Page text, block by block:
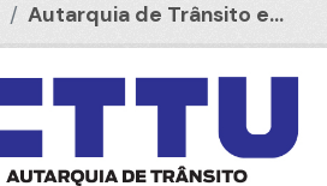
Autarquia de Trânsito e...